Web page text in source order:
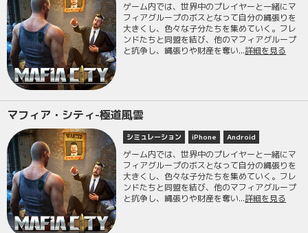
ゲーム内では、世界中のプレイヤーと一緒にマ
フィアグループのボスとなって自分の縄張りを
大きくし、色々な子分たちを集めていく。フレ
ンドたちと同盟を結び、他のマフィアグループ
と抗争し、縄張りや財産を奪い...詳細を見る
マフィア・シティ-極道風雲
シミュレーション iPhone Android
ゲーム内では、世界中のプレイヤーと一緒にマ
フィアグループのボスとなって自分の縄張りを
大きくし、色々な子分たちを集めていく。フレ
ンドたちと同盟を結び、他のマフィアグループ
と抗争し、縄張りや財産を奪い...詳細を見る